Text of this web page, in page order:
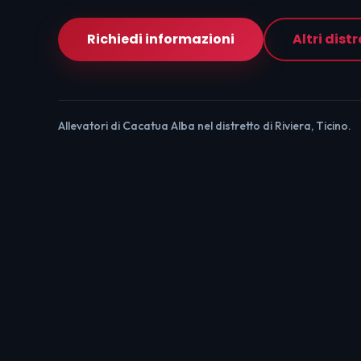
Richiedi informazioni Altri
Allevatori di Cacatua Alba nel distretto di Riviera, Ticino.